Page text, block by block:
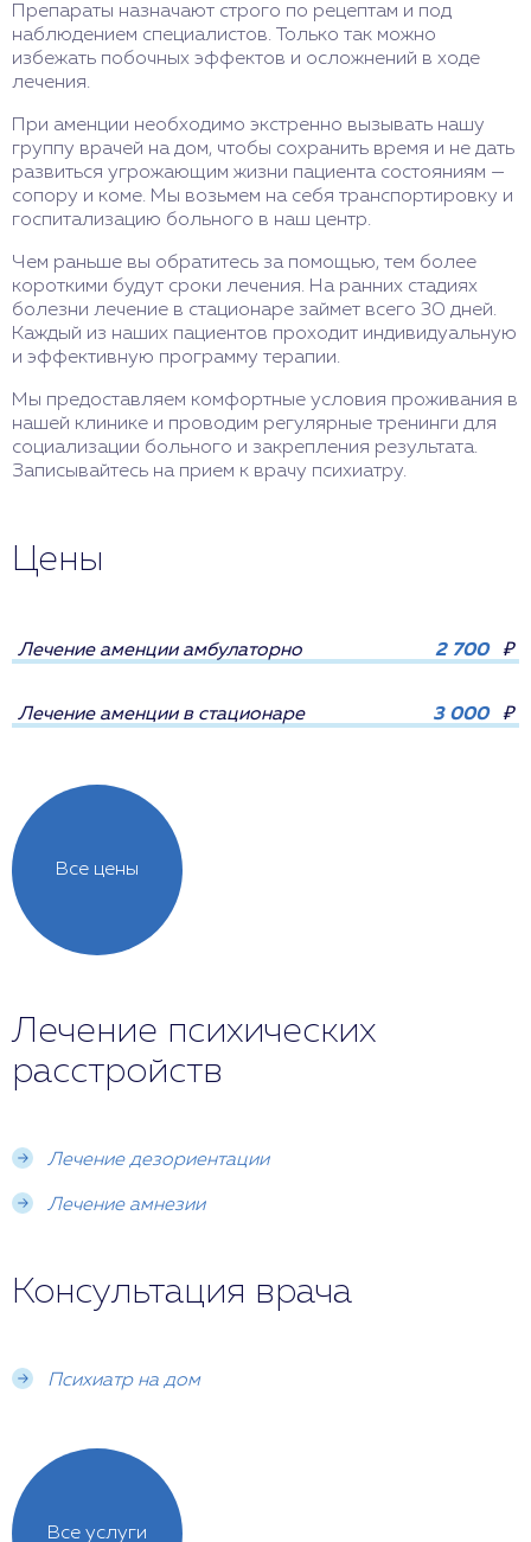
Препараты назначают строго по рецептам и под
наблюдением специалистов. Только так можно
избежать побочных эффектов и осложнений в ходе
лечения.
При аменции необходимо экстренно вызывать нашу
группу врачей на дом, чтобы сохранить время и не дать
развиться угрожающим жизни пациента состояниям —
сопору и коме. Мы возьмем на себя транспортировку и
госпитализацию больного в наш центр.
Чем раньше вы обратитесь за помощью, тем более
короткими будут сроки лечения. На ранних стадиях
болезни лечение в стационаре займет всего 30 дней.
Каждый из наших пациентов проходит индивидуальную
и эффективную программу терапии.
Мы предоставляем комфортные условия проживания в
нашей клинике и проводим регулярные тренинги для
социализации больного и закрепления результата.
Записывайтесь на прием к врачу психиатру.
Цены
Все цены
Лечение аменции амбулаторно 2 700 ₽
Лечение аменции в стационаре 3 000 ₽
Лечение психических
расстройств
Лечение дезориентации
Лечение амнезии
Консультация врача
Психиатр на дом
Все услуги